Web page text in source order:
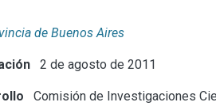
de Buenos Aires
2 de agosto de 2011
Comisión de Investigaciones